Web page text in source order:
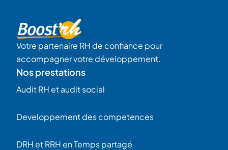
Votre partenaire RH de confiance pour
accompagner votre développement.
Nos prestations
Audit RH et audit social
Developpement des competences
DRH et RRH en Temps partagé